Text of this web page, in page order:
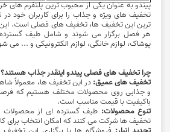
پیندو به عنوان یکی از محبوب ‌ترین پلتفرم‌ های
تخفیف‌ های ویژه و جذاب را برای کاربران خود
‌ترین این تخفیف‌ ها، تخفیف ‌های فصلی است. این
هر فصل برگزار می ‌شوند و شامل طیف
پوشاک، لوازم خانگی، لوازم الکترونیکی و ... می
چرا تخفیف ‌های فصلی پیندو اینقدر جذاب هستند؟
تخفیف‌ های عمیق: در این تخفیف ‌ها، معمولاً
و جذابی روی محصولات مختلف هستیم که فرصتی
باکیفیت با قیمت مناسب است.
تنوع محصولات: طیف گسترده ‌ای از محصولات
تخفیف‌ ها شرکت می ‌کنند که امکان انتخاب برای
تجدید انبار: فروشگاه‌ ها با برگزاری این تخفیف